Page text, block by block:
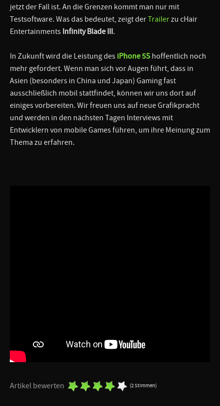
jetzt der Fall ist. An die Grenzen kommt man nur mit
Testsoftware. Was das bedeutet, zeigt derTrailerzu cHair
Entertainments Infinity Blade III.
In Zukunft wird die Leistung des iPhone 5S hoffentlich noch
mehr gefordert. Wenn man sich vor Augen führt, dass in
Asien (besonders in China und Japan) Gaming fast
ausschließlich mobil stattfindet, können wir uns dort auf
einiges vorbereiten. Wir freuen uns auf neue Grafikpracht
und werden in den nächsten Tagen Interviews mit
Entwicklern von mobile Games führen, um ihre Meinung zum
Thema zu erfahren.
Artikel bewerten (2 Stimmen)